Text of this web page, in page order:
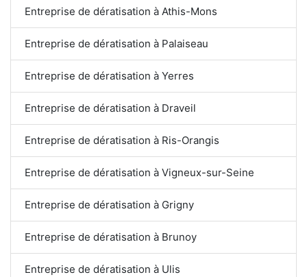
Entreprise de dératisation à Athis-Mons
Entreprise de dératisation à Palaiseau
Entreprise de dératisation à Yerres
Entreprise de dératisation à Draveil
Entreprise de dératisation à Ris-Orangis
Entreprise de dératisation à Vigneux-sur-Seine
Entreprise de dératisation à Grigny
Entreprise de dératisation à Brunoy
Entreprise de dératisation à Ulis